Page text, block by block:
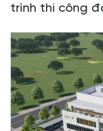
trình thi công